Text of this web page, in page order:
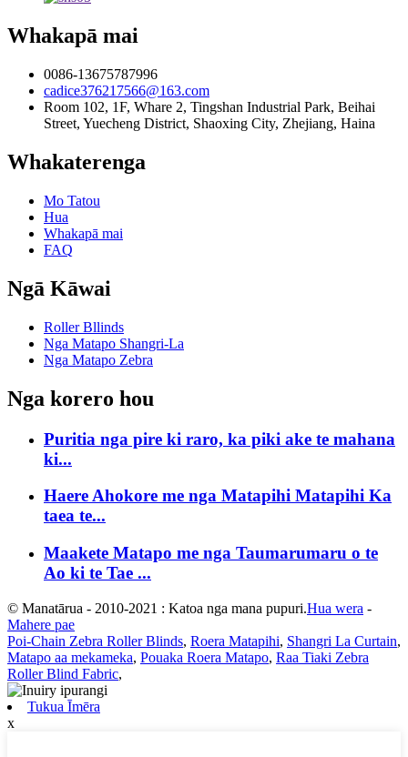
Whakapā mai
0086-13675787996
cadice376217566@163.com
Room 102, 1F, Whare 2, Tingshan Industrial Park, Beihai
Street, Yuecheng District, Shaoxing City, Zhejiang, Haina
Whakaterenga
Mo Tatou
Hua
Whakapā mai
FAQ
Ngā Kāwai
Roller Bllinds
Nga Matapo Shangri-La
Nga Matapo Zebra
Nga korero hou
Puritia nga pire ki raro, ka piki ake te mahana
ki...
Haere Ahokore me nga Matapihi Matapihi Ka
taea te...
Maakete Matapo me nga Taumarumaru o te
Ao ki te Tae ...
© Manatārua - 2010-2021 : Katoa nga mana pupuri.Hua wera -
Mahere pae
Poi-Chain Zebra Roller Blinds, Roera Matapihi, Shangri La Curtain,
Matapo aa mekameka, Pouaka Roera Matapo, Raa Tiaki Zebra
Roller Blind Fabric,
Tukua Īmēra
x